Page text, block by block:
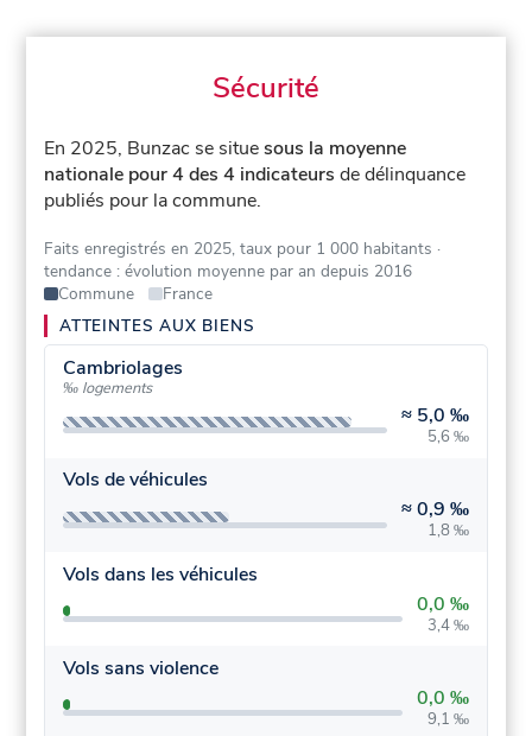
Sécurité
En 2025, Bunzac se situesous la moyenne
nationale pour 4 des 4 indicateurs de délinquance
publiés pour la commune.
Faits enregistrés en 2025, taux pour 1 000 habitants ·
tendance : évolution moyenne par an depuis 2016
Commune
France
ATTEINTES AUX BIENS
Cambriolages
‰ logements
≈ 5,0 ‰
5,6 ‰
Vols de véhicules
≈0,9 ‰
1,8 ‰
Vols dans les véhicules
0,0 ‰
3,4 ‰
Vols sans violence
0,0 ‰
9,1 ‰